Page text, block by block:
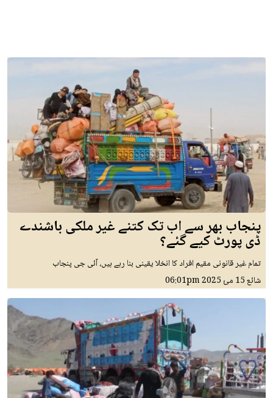
پنجاب بھر سے اب تک کتنے غیر ملکی باشندے
ڈی پورٹ کیے گئے؟
تمام غیر قانونی مقیم افراد کا انخلا یقینی بنا رہے ہیں، آئی جی پنجاب
شائع15 مئ 2025 06:01pm